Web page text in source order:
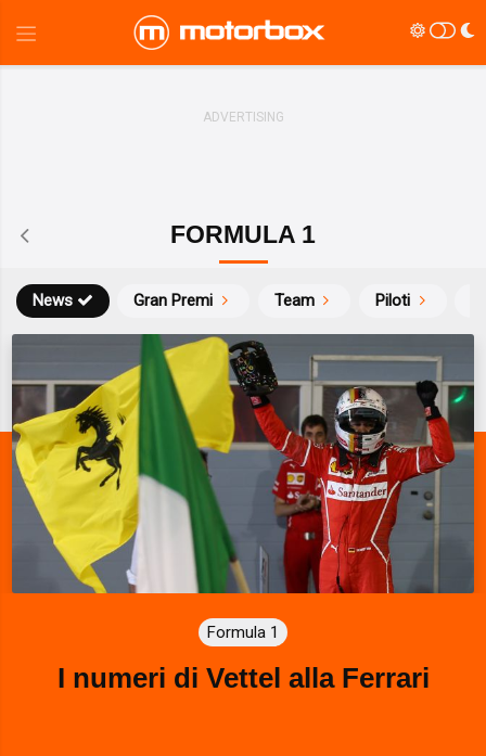
FORMULA 1
News Gran Premi Team Piloti
Formula 1
I numeri di Vettel alla Ferrari